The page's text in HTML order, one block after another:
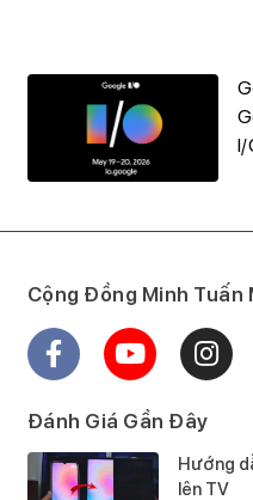
I/
Cộng Đồng Minh Tuấn
Đánh Giá Gần Đây
Hướng
lên TV